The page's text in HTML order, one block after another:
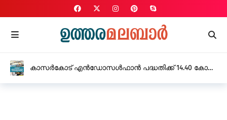
സവർക്കറെ പുകഴ്ത്തിയുള്ള ചോദ്യാവലിക്കെതിരെ
വിദ്യാഭ്യാസ മന്ത്രി